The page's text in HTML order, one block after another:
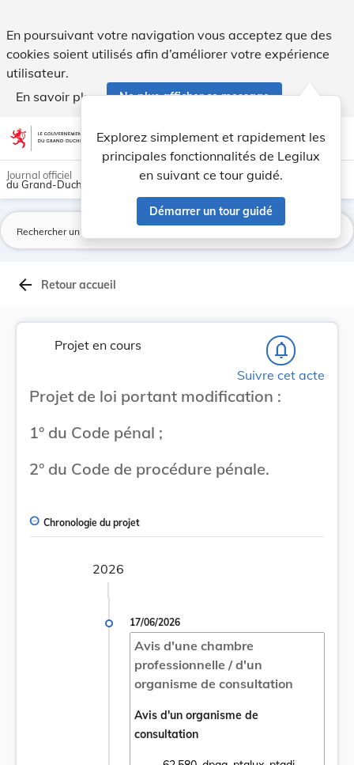
En poursuivant votre navigation vous acceptez que des
cookies soient utilisés afin d’améliorer votre expérience
utilisateur.
En savoir plus
Ne plus afficher ce message
Aller au contenu account_circle help Aide
Explorez simplement et rapidement les
principales fonctionnalités de Legilux
en suivant ce tour guidé.
Démarrer un tour guidé
light_mode dark_mode
Journal officiel
du Grand-Duché de Luxembourg
arrow_back Retour accueil
Projet en cours notifications_none
Suivre cet acte
Projet de loi portant modification :
1° du Code pénal ;
2° du Code de procédure pénale.
Chronologie du projet
2026
17/06/2026
Avis d'une chambre
professionnelle / d'un
organisme de consultation
Avis d'un organisme de
consultation